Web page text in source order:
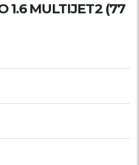
1.6 MULTIJET2 (77